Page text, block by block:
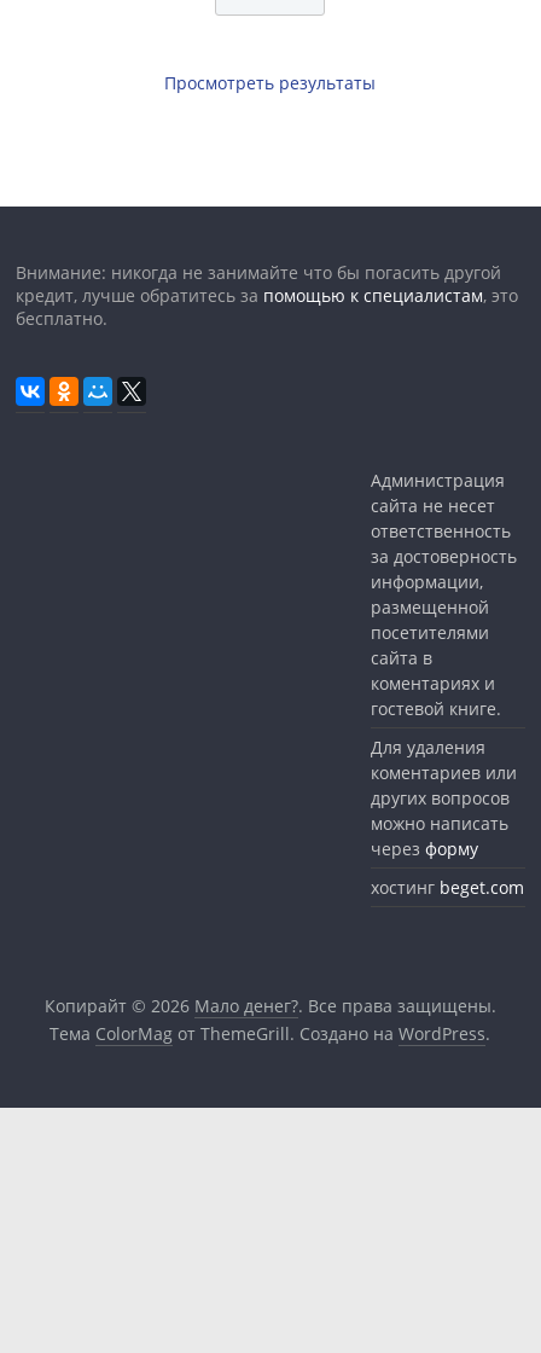
Просмотреть результаты
Внимание: никогда не занимайте что бы погасить другой
кредит, лучше обратитесь за помощью к специалистам, это
бесплатно.
Администрация
сайта не несет
ответственность
за достоверность
информации,
размещенной
посетителями
сайта в
коментариях и
гостевой книге.
Для удаления
коментариев или
других вопросов
можно написать
через форму
хостинг beget.com
Копирайт © 2026 Мало денег?. Все права защищены.
Тема ColorMag от ThemeGrill. Создано наWordPress.